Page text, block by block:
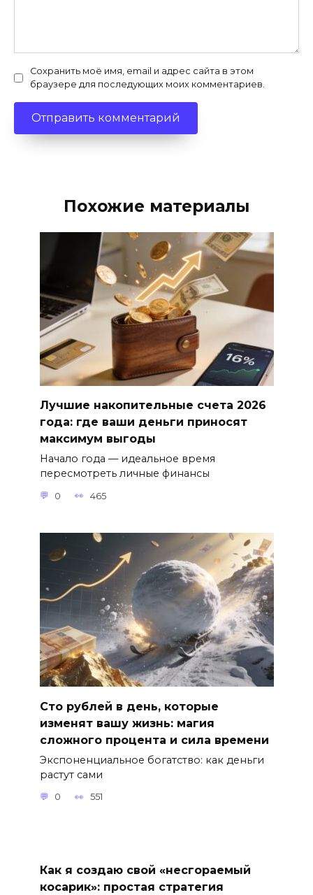
Сохранить моё имя, email и адрес сайта в этом
браузере для последующих моих комментариев.
Похожие материалы
Лучшие накопительные счета 2026
года: где ваши деньги приносят
максимум выгоды
Начало года — идеальное время
пересмотреть личные финансы
0 465
Сто рублей в день, которые
изменят вашу жизнь: магия
сложного процента и сила времени
Экспоненциальное богатство: как деньги
растут сами
0 551
Как я создаю свой «несгораемый
косарик»: простая стратегия